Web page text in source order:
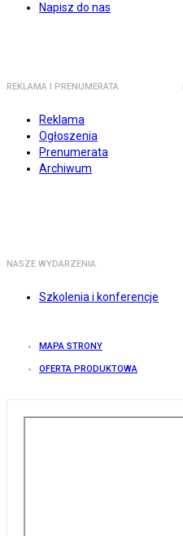
Napisz do nas
REKLAMA I PRENUMERATA
Reklama
Ogłoszenia
Prenumerata
Archiwum
NASZE WYDARZENIA
Szkolenia i konferencje
MAPA STRONY
OFERTA PRODUKTOWA